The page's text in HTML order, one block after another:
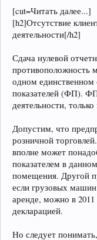
[cut=Читать далее...]
[h2]Отсутствие
деятельности[/h2]
Сдача нулевой
противоположность
одном единственном
показателей (ФП).
деятельности,
Допустим, что
розничной
вполне может
показателем в
помещения. Другой
если грузовых
аренде, можно в
декларацией.
Но следует